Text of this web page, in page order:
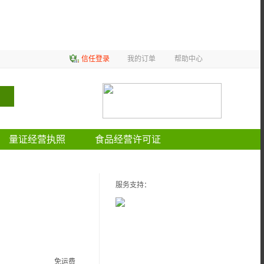
信任登录 我的订单 帮助中心
量证经营执照 食品经营许可证
免运费
服务支持：